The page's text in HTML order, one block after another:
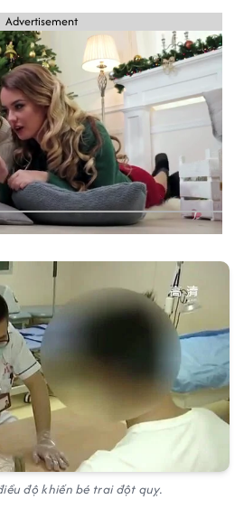
Advertisement
độ khiến bé trai đột quỵ.